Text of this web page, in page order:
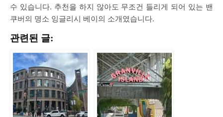
수 있습니다. 추천을 하지 않아도 무조건 들리게 되어 있는 밴
쿠버의 명소 잉글리시 베이의 소개였습니다.
관련된 글: